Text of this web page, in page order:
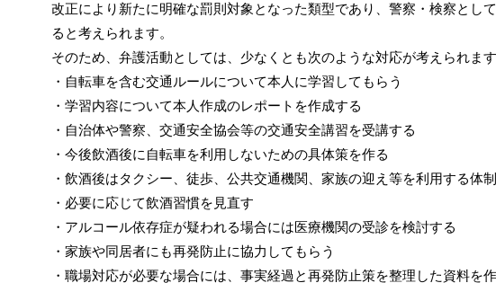
改正により新たに明確な罰則対象となった類型であり、警察・検察とし
ると考えられます。
そのため、弁護活動としては、少なくとも次のような対応が考えられま
・自転車を含む交通ルールについて本人に学習してもらう
・学習内容について本人作成のレポートを作成する
・自治体や警察、交通安全協会等の交通安全講習を受講する
・今後飲酒後に自転車を利用しないための具体策を作る
・飲酒後はタクシー、徒歩、公共交通機関、家族の迎え等を利用する体
・必要に応じて飲酒習慣を見直す
・アルコール依存症が疑われる場合には医療機関の受診を検討する
・家族や同居者にも再発防止に協力してもらう
・職場対応が必要な場合には、事実経過と再発防止策を整理した資料を